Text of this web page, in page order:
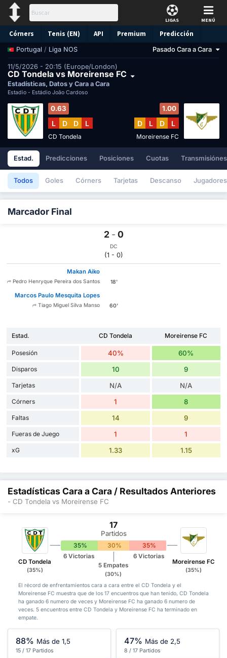
LIGAS MENÚ
Córners Tenis (EN) API Premium Predicción
Portugal / Liga NOS Pasado Cara a Cara
11/5/2026 - 20:15 (Europe/London)
CD Tondela vs Moreirense FC
Estadísticas, Datos y Cara a Cara
Estadio - Estádio João Cardoso
0.63
L D D L
CD Tondela
1.00
D L D L
Moreirense FC
Estad. Predicciones Posiciones Cuotas
Todos Goles Córners Tarjetas Descanso Jugadores
Marcador Final
2 - 0
DC
(1 - 0)
Makan Aiko
Pedro Henryque Pereira dos Santos 18'
Marcos Paulo Mesquita Lopes
Tiago Miguel Silva Manso 60'
Estad. CD Tondela Moreirense FC
Posesión 40% 60%
Disparos 10 9
Tarjetas N/A N/A
Córners 1 8
Faltas 14 9
Fueras de Juego 1 1
xG 1.33 1.15
Estadísticas Cara a Cara / Resultados Anteriores
- CD Tondela vs Moreirense FC
CD Tondela
(35%)
17
Partidos
35% 30% 35%
6 Victorias
5 Empates
(30%)
6 Victorias
Moreirense FC
(35%)
El récord de enfrentamientos cara a cara entre el CD Tondela y el
Moreirense FC muestra que de los 17 encuentros que han tenido, CD Tondela
ha ganado 6 numero de veces y Moreirense FC ha ganado 6 numero de
veces. 5 encuentros entre CD Tondela y Moreirense FC ha terminado en
empate.
88% Más de 1,5
15 / 17 Partidos
47% Más de 2,5
8 / 17 Partidos